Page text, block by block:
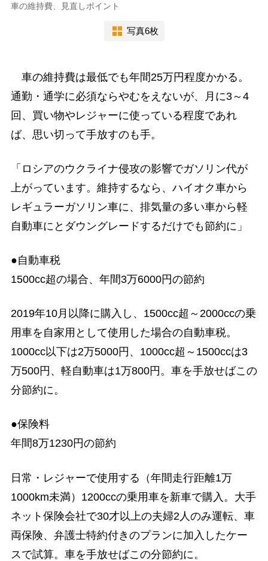
車の維持費、見直しポイント
写真6枚
車の維持費は最低でも年間25万円程度かかる。
通勤・通学に必須ならやむをえないが、月に3～4
回、買い物やレジャーに使っている程度であれ
ば、思い切って手放すのも手。
「ロシアのウクライナ侵攻の影響でガソリン代が
上がっています。維持するなら、ハイオク車から
レギュラーガソリン車に、排気量の多い車から軽
自動車にとダウングレードするだけでも節約に」
●自動車税
1500cc超の場合、年間3万6000円の節約
2019年10月以降に購入し、1500cc超～2000ccの乗
用車を自家用として使用した場合の自動車税。
1000cc以下は2万5000円、1000cc超～1500ccは3
万500円、軽自動車は1万800円。車を手放せばこの
分節約に。
●保険料
年間8万1230円の節約
日常・レジャーで使用する（年間走行距離1万
1000km未満）1200ccの乗用車を新車で購入。大手
ネット保険会社で30才以上の夫婦2人のみ運転、車
両保険、弁護士特約付きのプランに加入したケー
スで試算。車を手放せばこの分節約に。